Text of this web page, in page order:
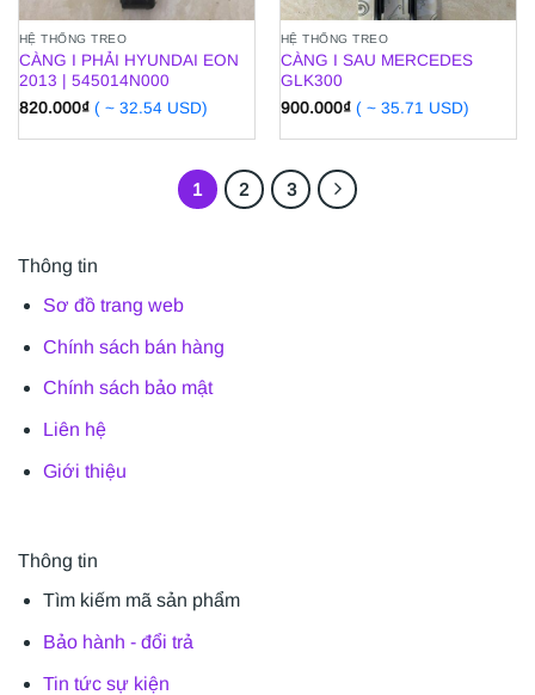
HỆ THỐNG TREO
CÀNG I PHẢI HYUNDAI EON
2013 | 545014N000
820.000₫ ( ~ 32.54 USD)
HỆ THỐNG TREO
CÀNG I SAU MERCEDES
GLK300
900.000₫ ( ~ 35.71 USD)
1 2 3
Thông tin
Sơ đồ trang web
Chính sách bán hàng
Chính sách bảo mật
Liên hệ
Giới thiệu
Thông tin
Tìm kiếm mã sản phẩm
Bảo hành - đổi trả
Tin tức sự kiện